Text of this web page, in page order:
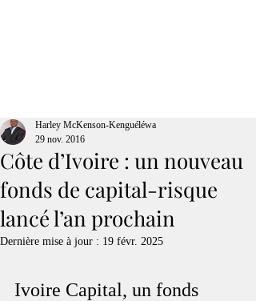
Côte d’Ivoire : un nouveau
fonds de capital-risque
lancé l’an prochain
Harley McKenson-Kenguéléwa
29 nov. 2016
Dernière mise à jour : 19 févr. 2025
Ivoire Capital, un fonds